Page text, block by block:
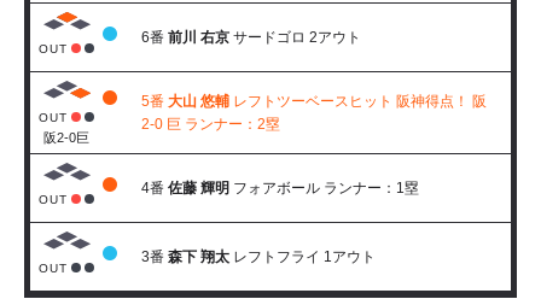
OUT
6番 前川 右京 サードゴロ 2アウト
OUT
阪2-0巨
5番 大山 悠輔 レフトツーベースヒット 阪神得点！ 阪
2-0 巨 ランナー：2塁
OUT
4番 佐藤 輝明 フォアボール ランナー：1塁
OUT
3番 森下 翔太 レフトフライ 1アウト